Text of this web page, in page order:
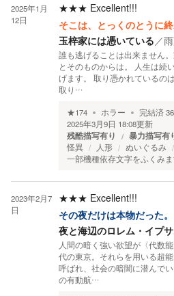
2025年1月
12日
★★★ Excellent!!!
そこは、とっくのとうに終
玉梓家には憑いている／
誰も逃げることは出来ません
とそのものからは。 人生は続
げます。 取り憑かれているの
取り…
★174 ホラー 完結済36
2025年3月9日 18:08更新
残酷描写有り 暴力描写有
怪異 人形 ぬいぐるみ
一部機種依存文字をふくみ
2023年2月7
日
★★★ Excellent!!!
その夜だけは本物だった。
夜と海辺のロレム・イプ
人間の暗く強い欲望が〈代数
代の東京。それらを用いる超
呼ばれ、社会の暗闇に潜んで
の有動航…